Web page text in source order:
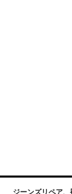
ジーンズリペア